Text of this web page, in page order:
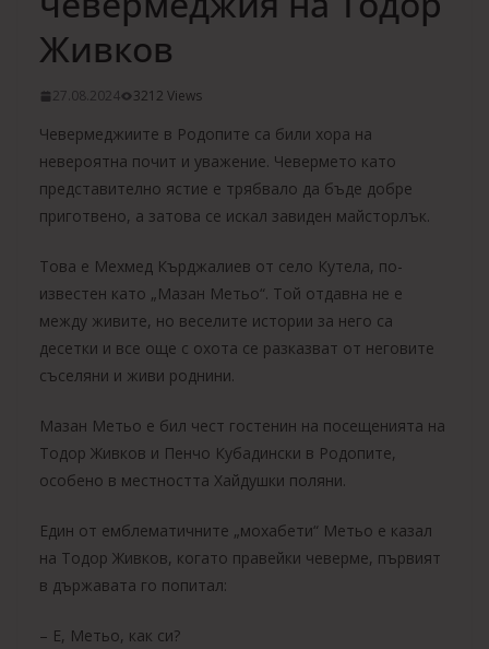
Живков
27.08.2024 3212 Views
Чевермеджиите в Родопите са били хора на
невероятна почит и уважение. Чевермето като
представително ястие е трябвало да бъде добре
приготвено, а затова се искал завиден майсторлък.
Това е Мехмед Кърджалиев от село Кутела, по-
известен като „Мазан Метьо“. Той отдавна не е
между живите, но веселите истории за него са
десетки и все още с охота се разказват от неговите
съселяни и живи роднини.
Мазан Метьо е бил чест гостенин на посещенията на
Тодор Живков и Пенчо Кубадински в Родопите,
особено в местността Хайдушки поляни.
Един от емблематичните „мохабети“ Метьо е казал
на Тодор Живков, когато правейки чеверме, първият
в държавата го попитал:
– Е, Метьо, как си?